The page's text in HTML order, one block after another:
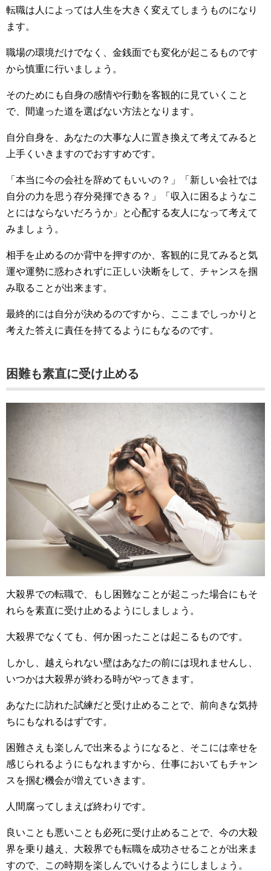
転職は人によっては人生を大きく変えてしまうものになり
ます。
職場の環境だけでなく、金銭面でも変化が起こるものです
から慎重に行いましょう。
そのためにも自身の感情や行動を客観的に見ていくこと
で、間違った道を選ばない方法となります。
自分自身を、あなたの大事な人に置き換えて考えてみると
上手くいきますのでおすすめです。
「本当に今の会社を辞めてもいいの？」「新しい会社では
自分の力を思う存分発揮できる？」「収入に困るようなこ
とにはならないだろうか」と心配する友人になって考えて
みましょう。
相手を止めるのか背中を押すのか、客観的に見てみると気
運や運勢に惑わされずに正しい決断をして、チャンスを掴
み取ることが出来ます。
最終的には自分が決めるのですから、ここまでしっかりと
考えた答えに責任を持てるようにもなるのです。
困難も素直に受け止める
大殺界での転職で、もし困難なことが起こった場合にもそ
れらを素直に受け止めるようにしましょう。
大殺界でなくても、何か困ったことは起こるものです。
しかし、越えられない壁はあなたの前には現れませんし、
いつかは大殺界が終わる時がやってきます。
あなたに訪れた試練だと受け止めることで、前向きな気持
ちにもなれるはずです。
困難さえも楽しんで出来るようになると、そこには幸せを
感じられるようにもなれますから、仕事においてもチャン
スを掴む機会が増えていきます。
人間腐ってしまえば終わりです。
良いことも悪いことも必死に受け止めることで、今の大殺
界を乗り越え、大殺界でも転職を成功させることが出来ま
すので、この時期を楽しんでいけるようにしましょう。